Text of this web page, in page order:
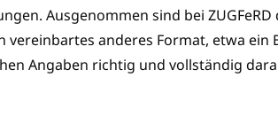
Ausgenommen sind bei
anderes Format, etwa ein
Angaben richtig und vollständig